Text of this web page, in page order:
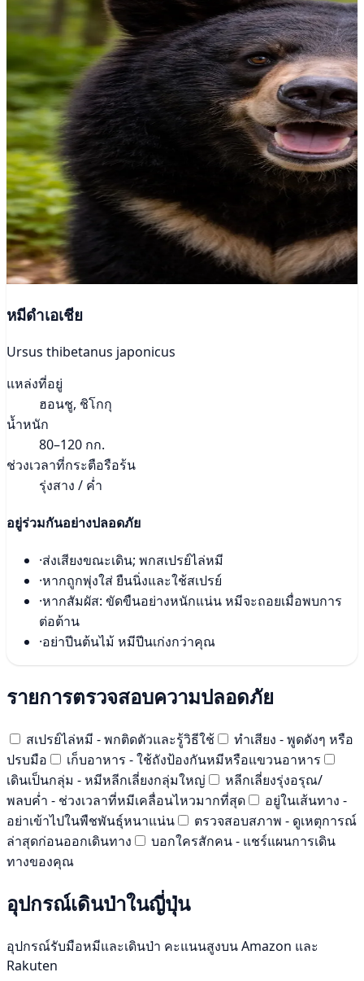
หมีดำเอเชีย
Ursus thibetanus japonicus
แหล่งที่อยู่
ฮอนชู, ชิโกกุ
น้ำหนัก
80–120 กก.
ช่วงเวลาที่กระตือรือร้น
รุ่งสาง / ค่ำ
อยู่ร่วมกันอย่างปลอดภัย
·ส่งเสียงขณะเดิน; พกสเปรย์ไล่หมี
·หากถูกพุ่งใส่ ยืนนิ่งและใช้สเปรย์
·หากสัมผัส: ขัดขืนอย่างหนักแน่น หมีจะถอยเมื่อพบการ
ต่อต้าน
·อย่าปีนต้นไม้ หมีปีนเก่งกว่าคุณ
รายการตรวจสอบความปลอดภัย
สเปรย์ไล่หมี - พกติดตัวและรู้วิธีใช้
ทำเสียง - พูดดังๆ หรือ
ปรบมือ
เก็บอาหาร - ใช้ถังป้องกันหมีหรือแขวนอาหาร
เดินเป็นกลุ่ม - หมีหลีกเลี่ยงกลุ่มใหญ่
หลีกเลี่ยงรุ่งอรุณ/
พลบค่ำ - ช่วงเวลาที่หมีเคลื่อนไหวมากที่สุด
อยู่ในเส้นทาง -
อย่าเข้าไปในพืชพันธุ์หนาแน่น
ตรวจสอบสภาพ - ดูเหตุการณ์
ล่าสุดก่อนออกเดินทาง
บอกใครสักคน - แชร์แผนการเดิน
ทางของคุณ
อุปกรณ์เดินป่าในญี่ปุ่น
อุปกรณ์รับมือหมีและเดินป่า คะแนนสูงบน Amazon และ
Rakuten